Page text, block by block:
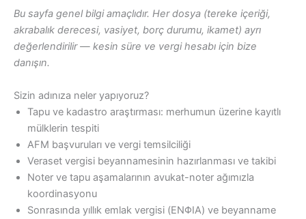
Bu sayfa genel bilgi amaçlıdır. Her dosya (tereke içeriği,
akrabalık derecesi, vasiyet, borç durumu, ikamet) ayrı
değerlendirilir — kesin süre ve vergi hesabı için bize
danışın.
Sizin adınıza neler yapıyoruz?
Tapu ve kadastro araştırması: merhumun üzerine kayıtlı
mülklerin tespiti
AFM başvuruları ve vergi temsilciliği
Veraset vergisi beyannamesinin hazırlanması ve takibi
Noter ve tapu aşamalarının avukat-noter ağımızla
koordinasyonu
Sonrasında yıllık emlak vergisi (ΕΝΦΙΑ) ve beyanname